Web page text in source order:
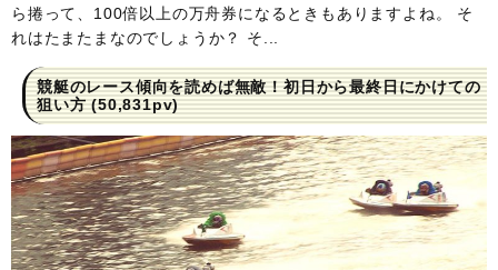
ら捲って、100倍以上の万舟券になるときもありますよね。 そ
れはたまたまなのでしょうか？ そ...
競艇のレース傾向を読めば無敵！初日から最終日にかけての
狙い方(50,831pv)